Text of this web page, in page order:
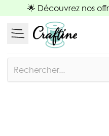
Allez au contenu
🌟 Découvrez nos